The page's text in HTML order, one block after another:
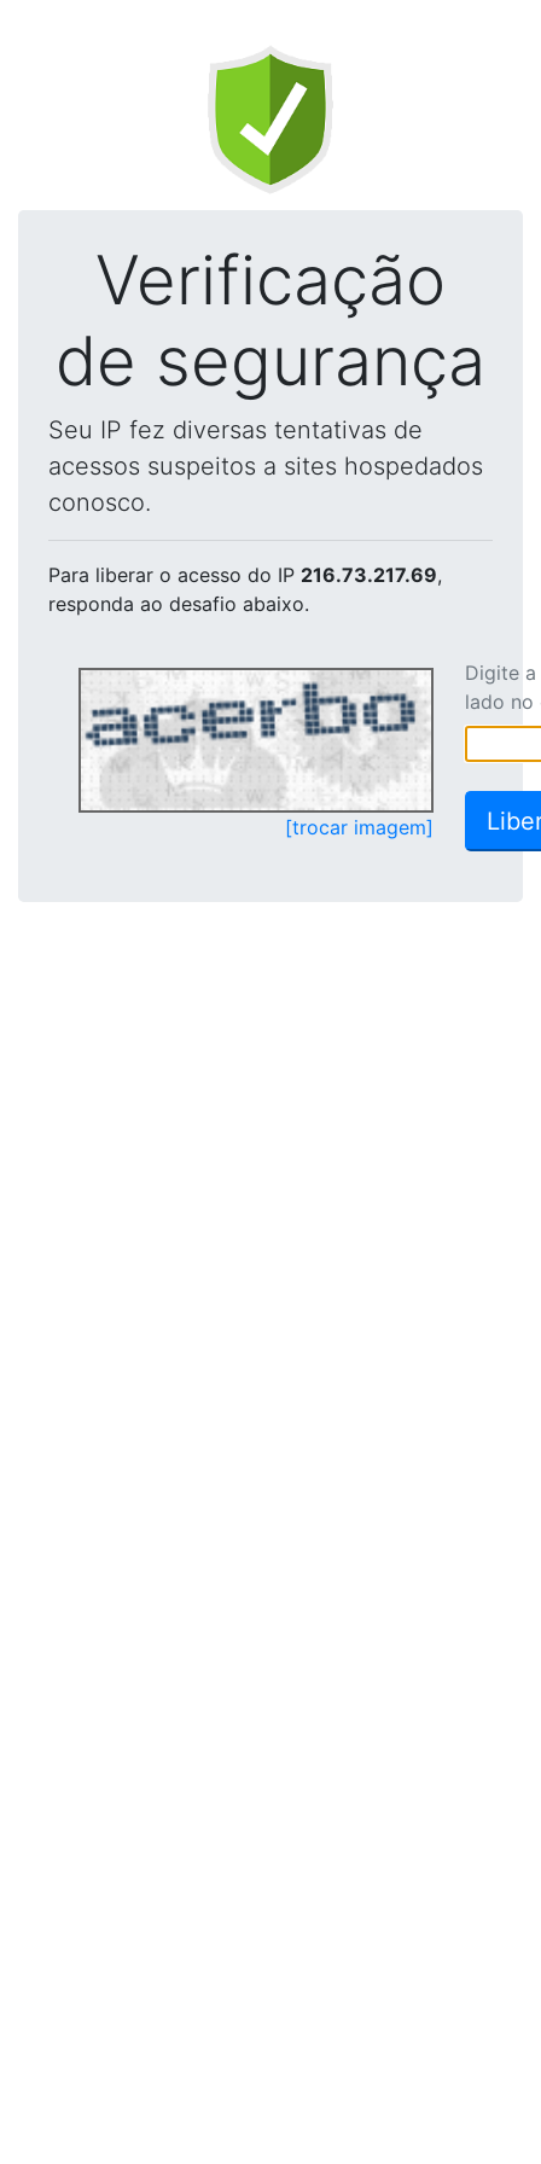
Verificação
de segurança
Seu IP fez diversas tentativas de
acessos suspeitos a sites hospedados
conosco.
Para liberar o acesso do IP 216.73.217.69,
responda ao desafio abaixo.
[trocar imagem]
Digite
lado no